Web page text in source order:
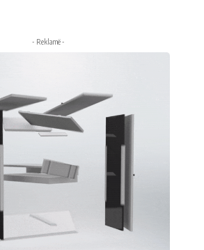
- Reklamë -